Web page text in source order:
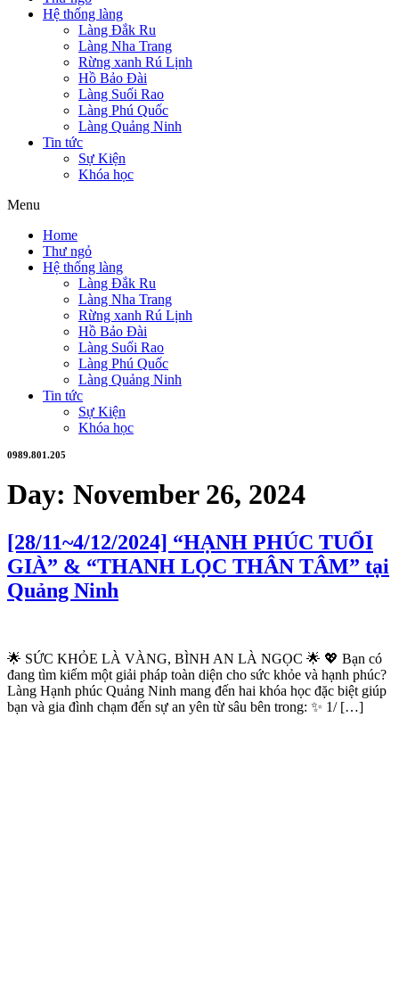
Hệ thống làng
Làng Đắk Ru
Làng Nha Trang
Rừng xanh Rú Lịnh
Hồ Bảo Đài
Làng Suối Rao
Làng Phú Quốc
Làng Quảng Ninh
Tin tức
Sự Kiện
Khóa học
Menu
Home
Thư ngỏ
Hệ thống làng
Làng Đắk Ru
Làng Nha Trang
Rừng xanh Rú Lịnh
Hồ Bảo Đài
Làng Suối Rao
Làng Phú Quốc
Làng Quảng Ninh
Tin tức
Sự Kiện
Khóa học
0989.801.205
Day: November 26, 2024
[28/11~4/12/2024] “HẠNH PHÚC TUỔI
GIÀ” & “THANH LỌC THÂN TÂM” tại
Quảng Ninh
🌟 SỨC KHỎE LÀ VÀNG, BÌNH AN LÀ NGỌC 🌟 💖 Bạn có
đang tìm kiếm một giải pháp toàn diện cho sức khỏe và hạnh phúc?
Làng Hạnh phúc Quảng Ninh mang đến hai khóa học đặc biệt giúp
bạn và gia đình chạm đến sự an yên từ sâu bên trong: ✨ 1/ […]